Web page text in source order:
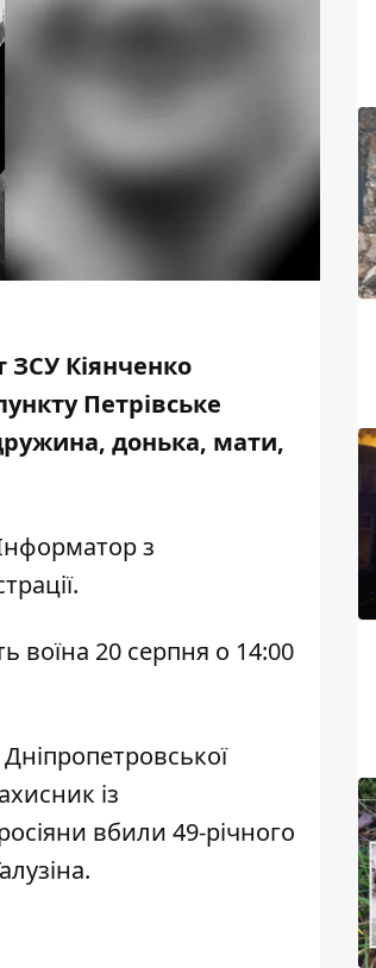
ЗСУ Кіянченко
Петрівське
донька, мати,
з
.
воїна 20 серпня о 14:00
Дніпропетровської
із
вбили 49-річного